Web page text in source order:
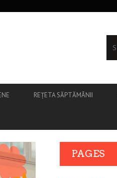
REȚETA SĂPTĂMÂNII
PAGES